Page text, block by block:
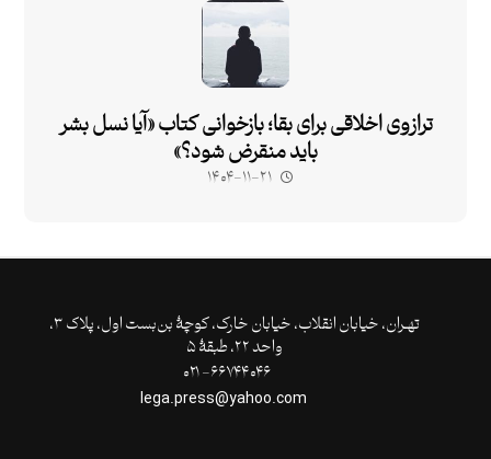
ترازوی اخلاقی برای بقا؛ بازخوانی کتاب «آیا نسل بشر
باید منقرض شود؟»
۱۴۰۴-۱۱-۲۱
تهـران،‌ خیابان انقلاب، خیابان خارک، کوچۀ بن‌بست اول، پلاک ۳،
واحد ۲۲، طبقۀ ۵